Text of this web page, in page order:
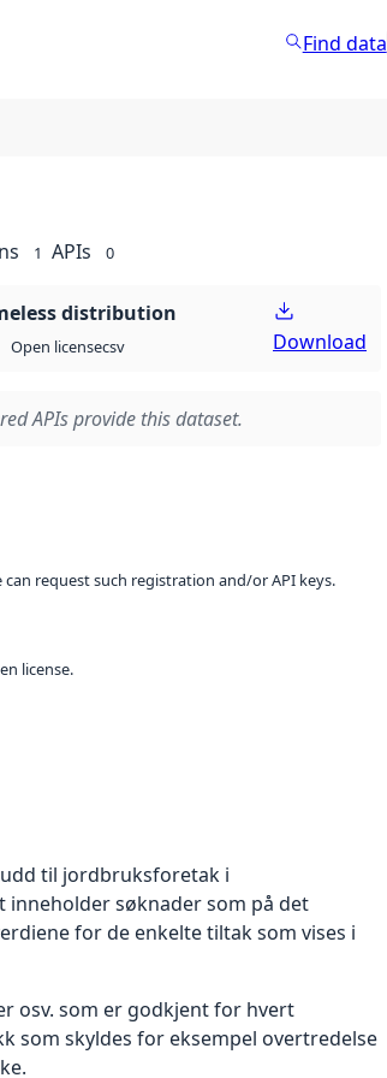
Find data
1 APIs 0
distribution
Open licensecsv Download
APIs provide this dataset.
request such registration and/or API keys.
license.
til jordbruksforetak i
inneholder søknader som på det
for de enkelte tiltak som vises i
osv. som er godkjent for hvert
som skyldes for eksempel overtredelse